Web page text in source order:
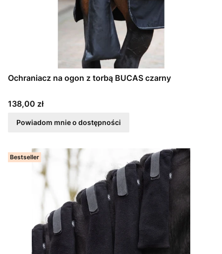
Ochraniacz na ogon z torbą BUCAS czarny
Cena
138,00 zł
Powiadom mnie o dostępności
Bestseller